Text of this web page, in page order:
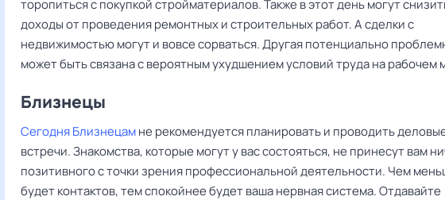
торопиться с покупкой стройматериалов. Также в этот день могут
доходы от проведения ремонтных и строительных работ. А сделки с
недвижимостью могут и вовсе сорваться. Другая потенциально
может быть связана с вероятным ухудшением условий труда на рабочем
Близнецы
Сегодня Близнецамне рекомендуется планировать и проводить
встречи. Знакомства, которые могут у вас состояться, не принесут вам
позитивного с точки зрения профессиональной деятельности. Чем
будет контактов, тем спокойнее будет ваша нервная система. Отдавайте